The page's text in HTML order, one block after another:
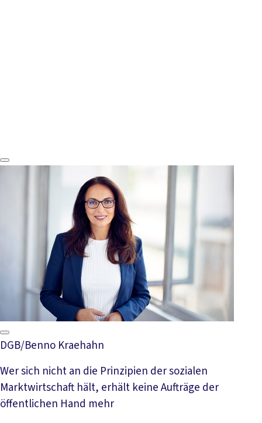
Video abspielen
DGB/Benno Kraehahn
Wer sich nicht an die Prinzipien der sozialen
Marktwirtschaft hält, erhält keine Aufträge der
öffentlichen Hand mehr